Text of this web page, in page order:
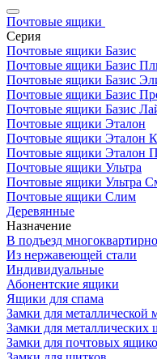
Почтовые ящики
Серия
Почтовые ящики Базис
Почтовые ящики Базис
Почтовые ящики Базис
Почтовые ящики Базис
Почтовые ящики Базис
Почтовые ящики Эталон
Почтовые ящики Эталон
Почтовые ящики Эталон
Почтовые ящики Ультра
Почтовые ящики Ультра
Почтовые ящики Слим
Деревянные
Назначение
В подъезд
Из нержавеющей стали
Индивидуальные
Абонентские ящики
Ящики для спама
Замки для металлической
Замки для металлических
Замки для почтовых